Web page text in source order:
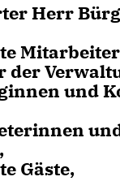
Herr
der
und
Gäste,